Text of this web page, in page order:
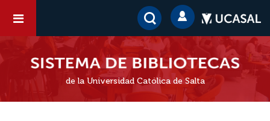
de la Universidad Católica de Salta